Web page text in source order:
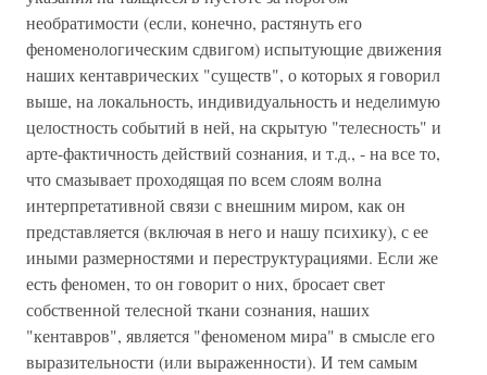
необратимости (если, конечно, растянуть его
феноменологическим сдвигом) испытующие движения
наших кентаврических "существ", о которых я говорил
выше, на локальность, индивидуальность и неделимую
целостность событий в ней, на скрытую "телесность" и
арте-фактичность действий сознания, и т.д., - на все то,
что смазывает проходящая по всем слоям волна
интерпретативной связи с внешним миром, как он
представляется (включая в него и нашу психику), с ее
иными размерностями и переструктурациями. Если же
есть феномен, то он говорит о них, бросает свет
собственной телесной ткани сознания, наших
"кентавров", является "феноменом мира" в смысле его
выразительности (или выраженности). И тем самым